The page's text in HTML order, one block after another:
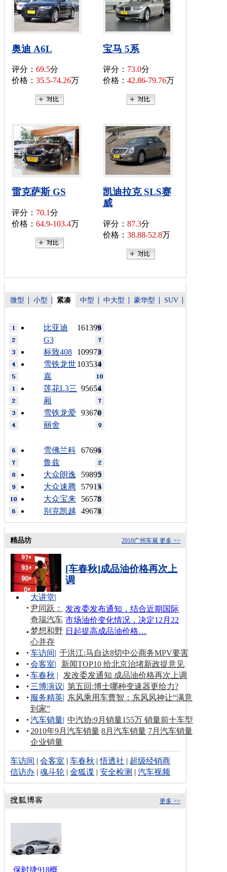
奥迪 A6L
评分： 69.5分
价格： 35.5-74.26万
宝马 5系
评分： 73.0分
价格： 42.86-79.76万
雷克萨斯 GS
评分： 70.1分
价格： 64.9-103.4万
凯迪拉克 SLS赛
威
评分： 87.3分
价格： 38.88-52.8万
微型 小型 紧凑 中型 中大型 豪华型 SUV
161399
比亚迪
G3
109973
标致408
103534
雪铁龙世
嘉
95654
莲花L3三
厢
93670
雪铁龙爱
丽舍
67696
雪佛兰科
鲁兹
59895
大众朗逸
57915
大众速腾
56578
大众宝来
49678
别克凯越
更多 >>
2010广州车展
精品坊
[车春秋]成品油价格再次上
调
发改委发布通知，结合近期国际
市场油价变化情况，决定12月22
日起提高成品油价格…
大讲堂|
尹同跃：
奇瑞汽车
梦想和野
心并存
车访间| 于洪江:马自达8切中公商务MPV要害
会客室|
新闻TOP10 给北京治堵新政提意见
车春秋 |
发改委发通知 成品油价格再次上调
三博演议| 第五回:博士哪种变速器更给力?
服务精英| 东风乘用车曹智：东风风神让“满意
到家”
汽车销量| 中汽协:9月销量155万 销量前十车型
2010年9月汽车销量 8月汽车销量 7月汽车销量
企业销量
车访间 |会客室 |车春秋 |悟透社 | 超级经销商
信访办 |魂斗轮 |金狐谍 |安全检测 |汽车视频
更多 >>
保时捷918概